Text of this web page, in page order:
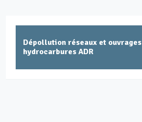
Dépollution réseaux et ouvrages
hydrocarbures ADR